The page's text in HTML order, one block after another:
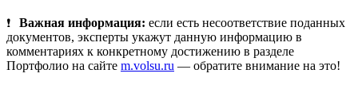
Важная информация: если есть несоответствие поданных
документов, эксперты укажут данную информацию в
комментариях к конкретному достижению в разделе
Портфолио на сайте m.volsu.ru — обратите внимание на это!